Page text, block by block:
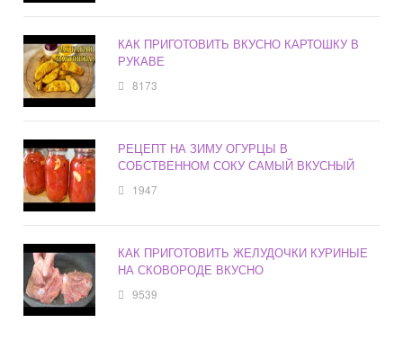
КАК ПРИГОТОВИТЬ ВКУСНО КАРТОШКУ В
РУКАВЕ
8173
РЕЦЕПТ НА ЗИМУ ОГУРЦЫ В
СОБСТВЕННОМ СОКУ САМЫЙ ВКУСНЫЙ
1947
КАК ПРИГОТОВИТЬ ЖЕЛУДОЧКИ КУРИНЫЕ
НА СКОВОРОДЕ ВКУСНО
9539